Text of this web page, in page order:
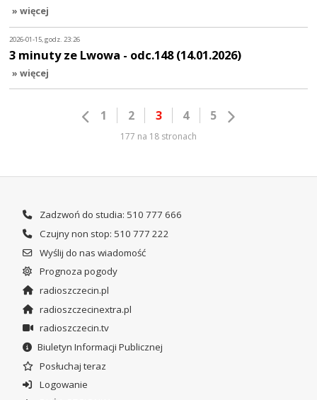
» więcej
2026-01-15, godz. 23:26
3 minuty ze Lwowa - odc.148 (14.01.2026)
» więcej
1 2 3 4 5
177 na 18 stronach
Zadzwoń do studia: 510 777 666
Czujny non stop: 510 777 222
Wyślij do nas wiadomość
Prognoza pogody
radioszczecin.pl
radioszczecinextra.pl
radioszczecin.tv
Biuletyn Informacji Publicznej
Posłuchaj teraz
Logowanie